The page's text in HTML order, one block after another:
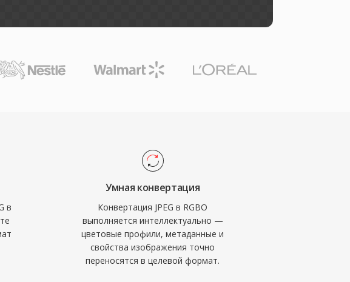
в
Умная конвертация
Конвертация JPEG в RGBO
выполняется интеллектуально —
цветовые профили, метаданные и
свойства изображения точно
переносятся в целевой формат.